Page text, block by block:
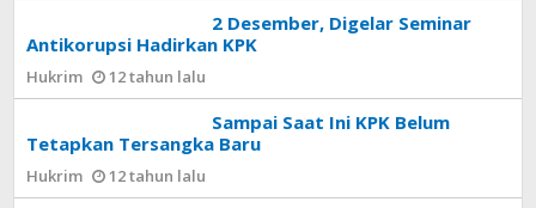
2 Desember, Digelar Seminar
Antikorupsi Hadirkan KPK
Hukrim 12 tahun lalu
Sampai Saat Ini KPK Belum
Tetapkan Tersangka Baru
Hukrim 12 tahun lalu